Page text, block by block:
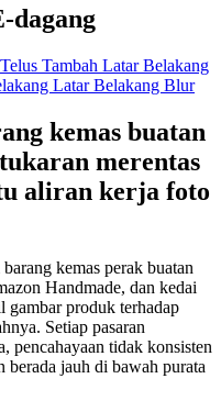
dagang
Tambah Latar Belakang
Latar Belakang Blur
kemas buatan
merentas
aliran kerja foto
kemas perak buatan
Handmade, dan kedai
gambar produk terhadap
Setiap pasaran
pencahayaan tidak konsisten
berada jauh di bawah purata